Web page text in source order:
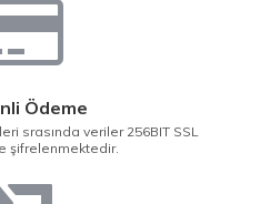
Ödeme
srasında veriler 256BIT SSL
şifrelenmektedir.